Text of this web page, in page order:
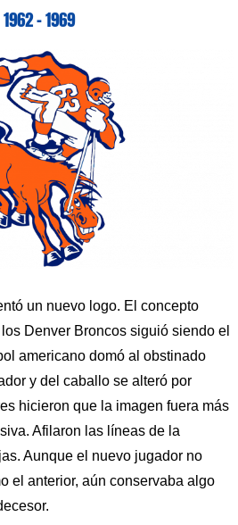
1962 – 1969
un nuevo logo. El concepto
Denver Broncos siguió siendo el
americano domó al obstinado
y del caballo se alteró por
hicieron que la imagen fuera más
Afilaron las líneas de la
Aunque el nuevo jugador no
el anterior, aún conservaba algo